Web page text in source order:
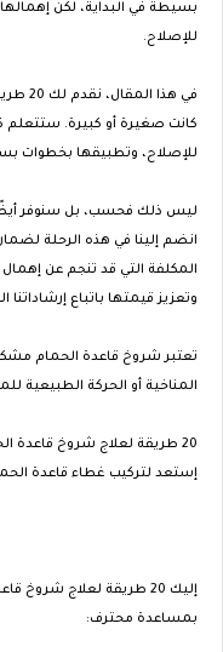
بسيطة في البداية، لكن
للإصلاح.
في هذا
كانت صغيرة أو كبيرة. ستتعلم
للإصلاح، وتطبيقها بخطوات
ليس ذلك فحسب، بل سنوفر
انضم إلينا في هذه الرحلة
المكلفة التي قد تنجم عن
وتعزيز قيمتها باتباع إرشاداتنا
تعتبر شروخ قاعدة الحمام
المناخية أو الحركة الطبيعية
20 طريقة لعلاج شروخ قاعدة الحمام
إستعد لتركيب غطاء قاعدة
إليك 20 طريقة لعلاج شروخ
بمساعدة محترف: